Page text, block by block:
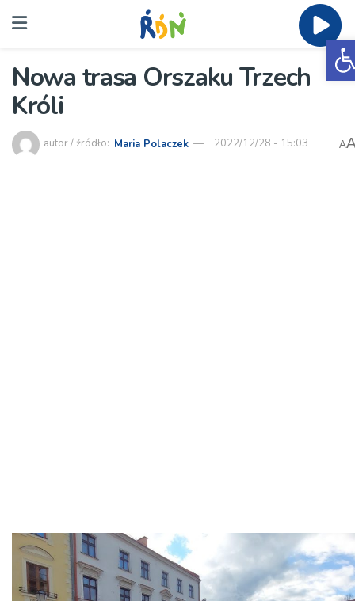
Nowa trasa Orszaku Trzech
Króli
autor / źródło: Maria Polaczek 2022/12/28 - 15:03 A